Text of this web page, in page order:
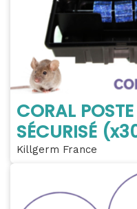
CORAL
SÉCURISÉ
Killgerm France